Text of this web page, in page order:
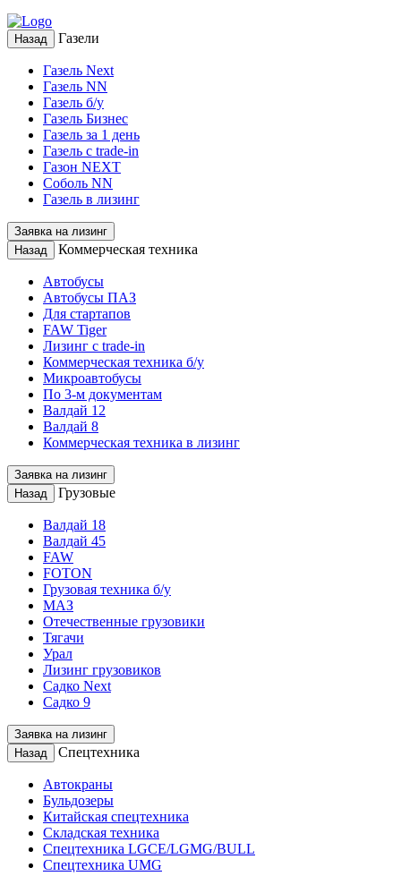
Назад Газели
Газель Next
Газель NN
Газель б/у
Газель Бизнес
Газель за 1 день
Газель с trade-in
Газон NEXT
Соболь NN
Газель в лизинг
Заявка на лизинг
Назад
Коммерческая техника
Автобусы
Автобусы ПАЗ
Для стартапов
FAW Tiger
Лизинг с trade-in
Коммерческая техника б/у
Микроавтобусы
По 3-м документам
Валдай 12
Валдай 8
Коммерческая техника в лизинг
Заявка на лизинг
Назад
Грузовые
Валдай 18
Валдай 45
FAW
FOTON
Грузовая техника б/у
МАЗ
Отечественные грузовики
Тягачи
Урал
Лизинг грузовиков
Садко Next
Садко 9
Заявка на лизинг
Назад
Спецтехника
Автокраны
Бульдозеры
Китайская спецтехника
Складская техника
Спецтехника LGCE/LGMG/BULL
Спецтехника UMG